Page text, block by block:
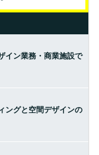
イン業務・商業施設で
ングと空間デザインの